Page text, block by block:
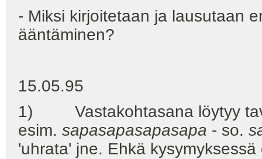
- Miksi kirjoitetaan ja lausutaan
ääntäminen?
15.05.95
1) Vastakohtasana löytyy
esim. sapasapasapasapa - so.
'uhrata' jne. Ehkä